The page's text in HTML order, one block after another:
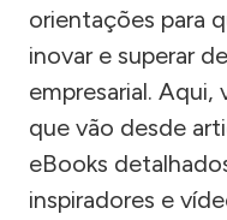
orientações para
inovar e superar
empresarial.
que vão desde
eBooks
inspiradores e